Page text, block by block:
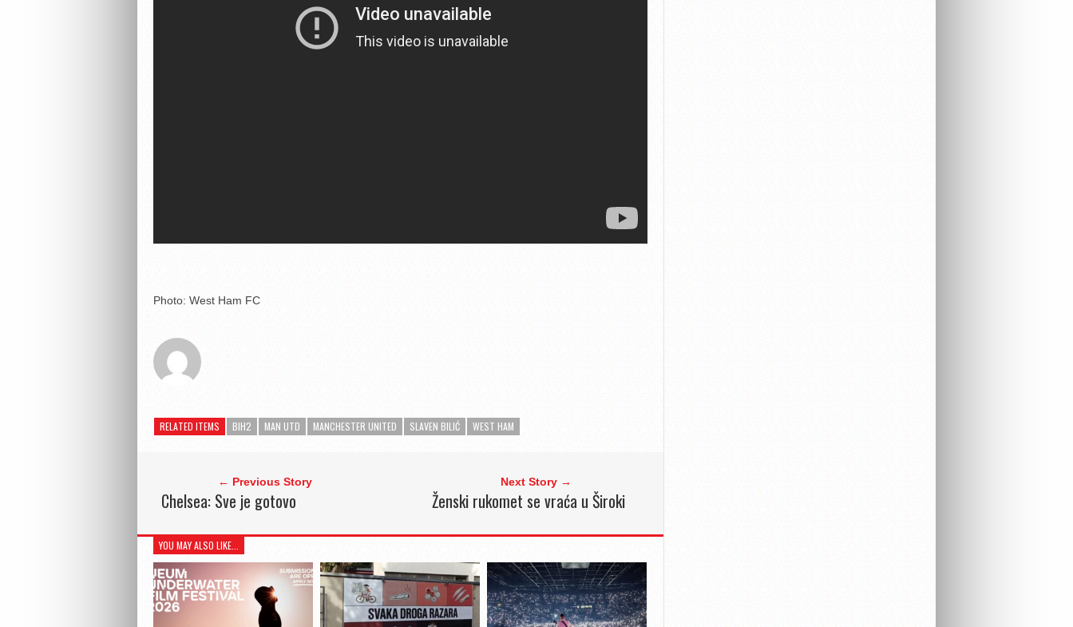
Photo: West Ham FC
RELATED ITEMS BIH2 MAN UTD MANCHESTER UNITED SLAVEN BILIĆ WEST HAM
← Previous Story
Chelsea: Sve je gotovo
Next Story →
Ženski rukomet se vraća u Široki
YOU MAY ALSO LIKE...